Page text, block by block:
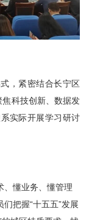
，紧密结合长宁区
焦科技创新、数据发
实际开展学习研讨
、懂业务、懂管理
把握“十五五”发展